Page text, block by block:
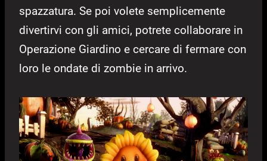
spazzatura. Se poi volete semplicemente
divertirvi con gli amici, potrete collaborare in
Operazione Giardino e cercare di fermare con
loro le ondate di zombie in arrivo.